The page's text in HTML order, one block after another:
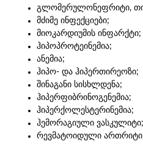
გლომერულონეფრიტი,
მძიმე ინფექციები;
მიოკარდიუმის ინფარქტი;
ჰიპოპროტეინემია;
ანემია;
ჰიპო- და ჰიპერთირეოზი;
შინაგანი სისხლდენა;
ჰიპერფიბრინოგენემია;
ჰიპერქოლესტერინემია;
ჰემორაგიული ვასკულიტი;
რევმატოიდული